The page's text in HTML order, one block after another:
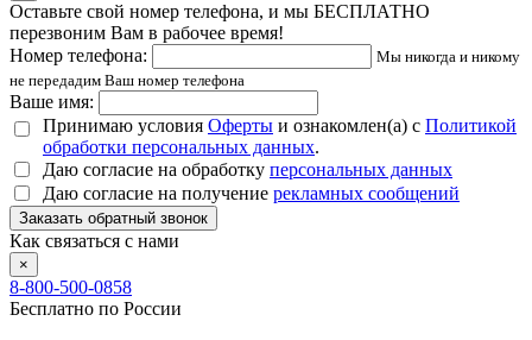
Оставьте свой номер телефона, и мы БЕСПЛАТНО
перезвоним Вам в рабочее время!
Номер телефона:
Мы никогда и никому
не передадим Ваш номер телефона
Ваше имя:
Принимаю условия Оферты и ознакомлен(а) с Политикой
обработки персональных данных.
Даю согласие на обработку персональных данных
Даю согласие на получение рекламных сообщений
Заказать обратный звонок
Как связаться с нами
×
8-800-500-0858
Бесплатно по России